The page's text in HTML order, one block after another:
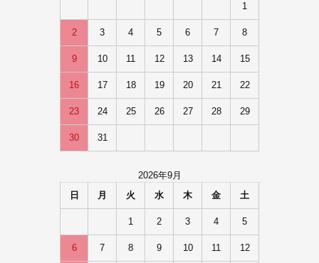
1
2 3 4 5 6 7 8
9 10 11 12 13 14 15
16 17 18 19 20 21 22
23 24 25 26 27 28 29
30 31
2026年9月
日
月 火 水 木 金 土
1 2 3 4 5
6 7 8 9 10 11 12